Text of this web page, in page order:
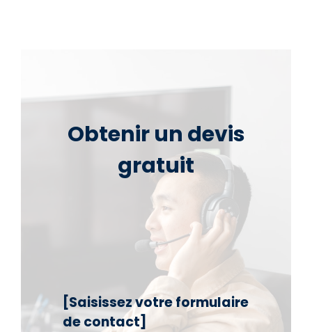
Obtenir un devis
gratuit
[Saisissez votre formulaire
de contact]